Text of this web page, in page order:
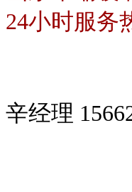
24小时服务
辛经理